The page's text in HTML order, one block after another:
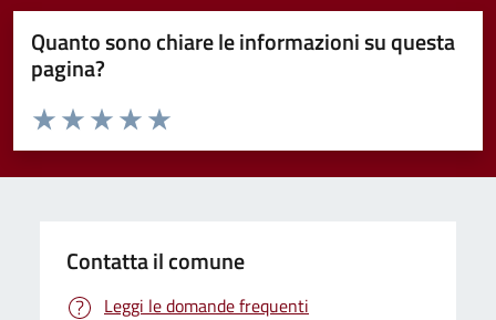
Quanto sono chiare le informazioni su questa
pagina?
Valuta da 1 a 5 stelle la pagina
Valuta 5 stelle su 5
Valuta 4 stelle su 5
Valuta 3 stelle su 5
Valuta 2 stelle su 5
Valuta 1 stelle su 5
Contatta il comune
Leggi le domande frequenti